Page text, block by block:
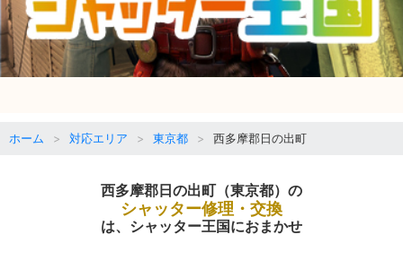
ホーム 対応エリア 東京都 西多摩郡日の出町
西多摩郡日の出町（東京都）の
シャッター修理・交換
は、シャッター王国におまかせ